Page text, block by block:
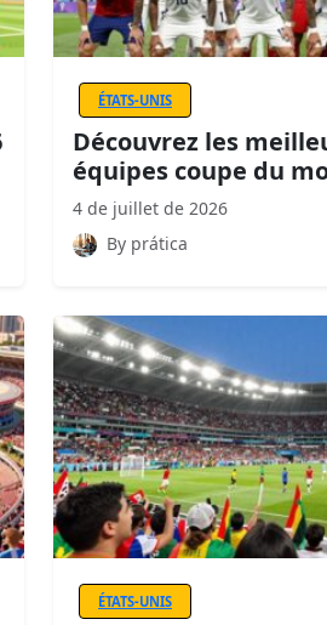
ÉTATS-UNIS
Découvrez les
équipes coupe du
4 de juillet de 2026
By prática
ÉTATS-UNIS